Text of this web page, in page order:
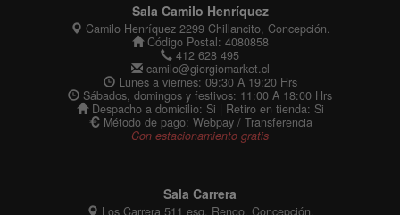
Sala Camilo Henríquez
Camilo Henríquez 2299 Chillancito, Concepción.
Código Postal: 4080858
412 628 495
camilo@giorgiomarket.cl
Lunes a viernes: 09:30 A 19:20 Hrs
Sábados, domingos y festivos: 11:00 A 18:00 Hrs
Despacho a domicilio: Si | Retiro en tienda: Si
Método de pago: Webpay / Transferencia
Con estacionamiento gratis
Sala Carrera
Los Carrera 511 esq. Rengo, Concepción.